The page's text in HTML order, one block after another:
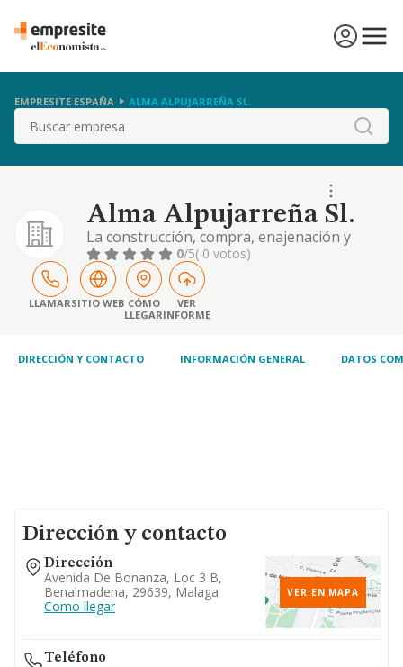
EMPRESITE ESPAÑA ALMA ALPUJARREÑA SL.
Buscar
Alma Alpujarreña Sl.
La construcción, compra, enajenación y
explotación de hoteles, moteles, residencias,
albergues, camping, restaurantes, clubs,
cafeterías, bares, teatros, cines, círculos o
salones de recreo, salas de fiestas y
cualesquiera otros similares, y de edificios y
urbanizaci
0/5( 0 votos)
LLAMARSITIO WEB CÓMO
LLEGAR
VER
INFORME
DIRECCIÓN Y CONTACTO INFORMACIÓN GENERAL DATOS
Dirección y contacto
Dirección
Avenida De Bonanza, Loc 3 B,
Benalmadena, 29639, Malaga
Como llegar
VER EN MAPA
Teléfono